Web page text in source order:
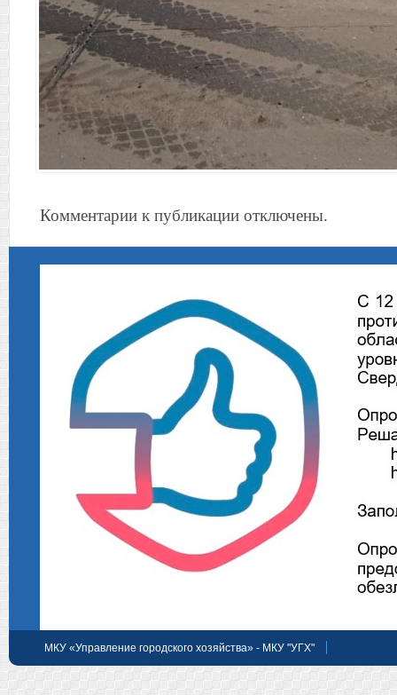
Комментарии к публикации отключены.
МКУ «Управление городского хозяйства» - МКУ "УГХ"